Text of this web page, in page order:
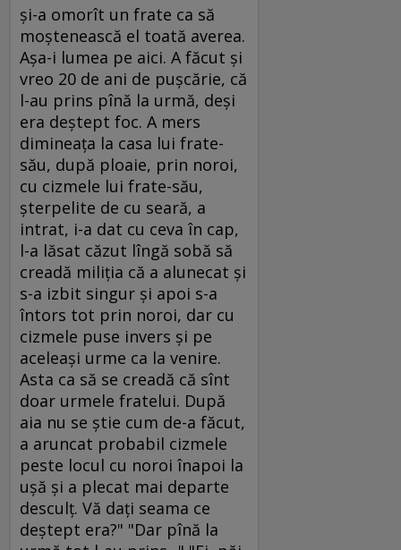
şi-a omorît un frate ca să
moştenească el toată averea.
Aşa-i lumea pe aici. A făcut şi
vreo 20 de ani de puşcărie, că
l-au prins pînă la urmă, deşi
era deştept foc. A mers
dimineaţa la casa lui frate-
său, după ploaie, prin noroi,
cu cizmele lui frate-său,
şterpelite de cu seară, a
intrat, i-a dat cu ceva în cap,
l-a lăsat căzut lîngă sobă să
creadă miliţia că a alunecat şi
s-a izbit singur şi apoi s-a
întors tot prin noroi, dar cu
cizmele puse invers şi pe
aceleaşi urme ca la venire.
Asta ca să se creadă că sînt
doar urmele fratelui. După
aia nu se ştie cum de-a făcut,
a aruncat probabil cizmele
peste locul cu noroi înapoi la
uşă şi a plecat mai departe
desculţ. Vă daţi seama ce
deştept era?" "Dar pînă la